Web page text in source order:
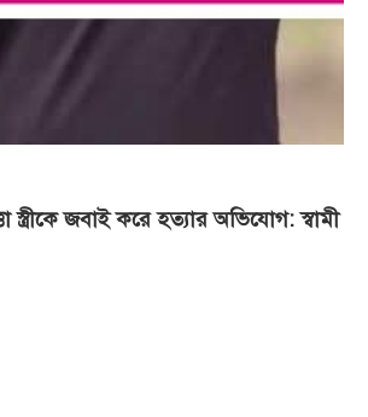
স্ত্রীকে জবাই করে হত্যার অভিযোগ: স্বামী